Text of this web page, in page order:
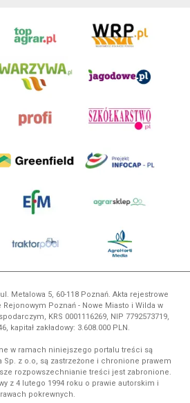
Metalowa 5, 60-118 Poznań. Akta rejestrowe
Poznań - Nowe Miasto i Wilda w
KRS 0001116269, NIP 7792573719,
kapitał zakładowy: 3.608.000 PLN.
w ramach niniejszego portalu treści są
Sp. z o.o, są zastrzeżone i chronione prawem
rozpowszechnianie treści jest zabronione.
z 4 lutego 1994 roku o prawie autorskim i
pokrewnych.